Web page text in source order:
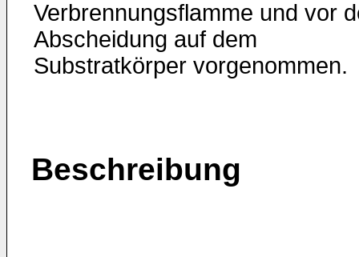
Verbrennungsflamme und vor
Abscheidung auf dem
Substratkörper vorgenommen.
Beschreibung